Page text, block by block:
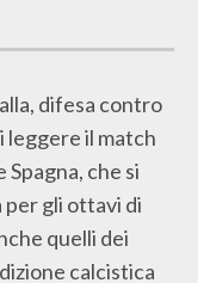
difesa contro
leggere il match
che si
gli ottavi di
quelli dei
calcistica